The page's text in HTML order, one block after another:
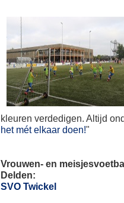
kleuren verdedigen. Altijd
het mét elkaar doen!"
Vrouwen- en
Delden:
SVO Twickel